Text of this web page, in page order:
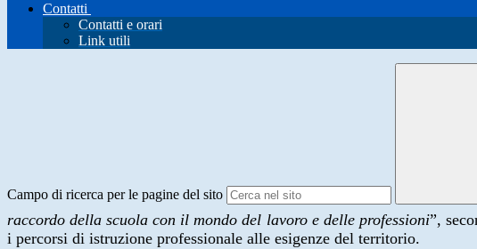
Contatti
Contatti e orari
Link utili
Campo di ricerca per le pagine del sito
raccordo della scuola con il mondo del lavoro e delle professioni”,
i percorsi di istruzione professionale alle esigenze del territorio.